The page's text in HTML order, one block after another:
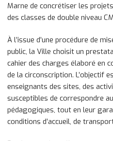
Marne de concrétiser les
des classes de double niveau
À l’issue d’une procédure de
public, la Ville choisit un
cahier des charges élaboré en
de la circonscription. L’objectif
enseignants des sites, des
susceptibles de correspondre
pédagogiques, tout en leur
conditions d’accueil, de